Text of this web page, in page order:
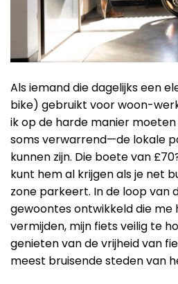
Als iemand die dagelijks een
bike) gebruikt voor woon-
ik op de harde manier
soms verwarrend—de lokale
kunnen zijn. Die boete van
kunt hem al krijgen als je net
zone parkeert. In de loop van
gewoontes ontwikkeld die
vermijden, mijn fiets veilig te
genieten van de vrijheid van
meest bruisende steden van